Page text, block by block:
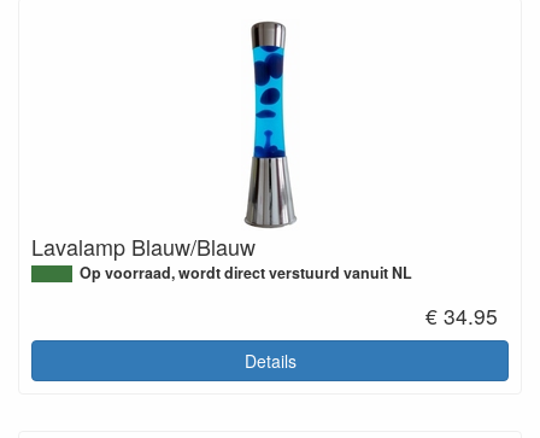
Lavalamp Blauw/Blauw
Op voorraad, wordt direct verstuurd vanuit NL
€ 34.95
Details